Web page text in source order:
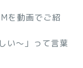
を動画でご紹
い～」って言葉